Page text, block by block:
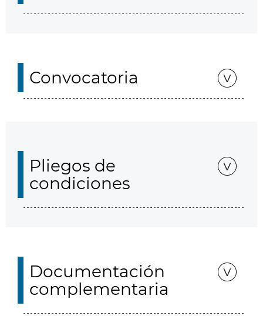
Convocatoria
Pliegos de
condiciones
Documentación
complementaria